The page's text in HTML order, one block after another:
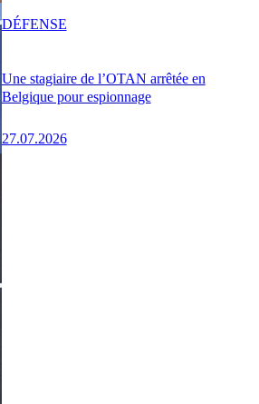
Une stagiaire de l’OTAN arrêtée en
Belgique pour espionnage
27.07.2026
DÉFENSE